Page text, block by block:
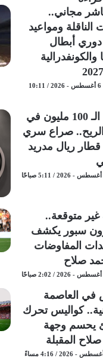
مجاني..
الناقلة ومواعيد
أبطال
والكونفدرالية
الخميس - 6 أغسطس - 2026 / 10:11
صفقة الـ 100 مليون في
صراع سري
ريال مدريد
متوقعة..
سبور يكشف
المفاوضات
صلاح
العاصمة
كواليس تحرك
يحسم وجهة
المقبلة